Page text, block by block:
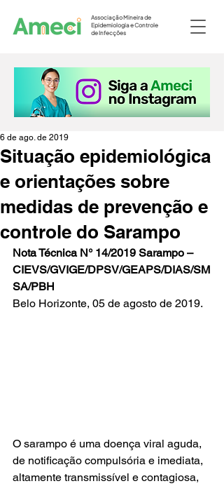
Associação Mineira de
Epidemiologia e Controle
de Infecções
Situação epidemiológica
e orientações sobre
medidas de prevenção e
controle do Sarampo
6 de ago. de 2019
Nota Técnica N° 14/2019 Sarampo –
CIEVS/GVIGE/DPSV/GEAPS/DIAS/SM
SA/PBH
Belo Horizonte, 05 de agosto de 2019.
O sarampo é uma doença viral aguda,
de notificação compulsória e imediata,
altamente transmissível e contagiosa,